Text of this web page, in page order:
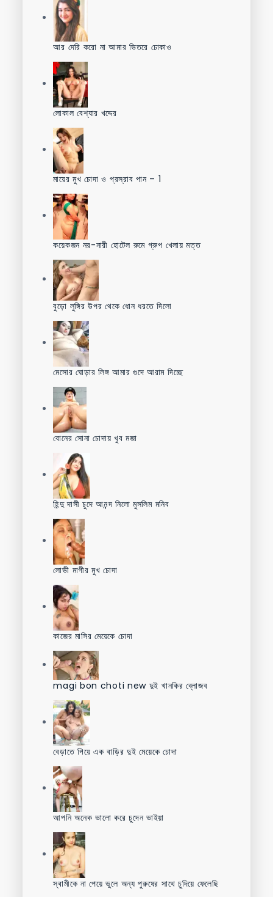
আর দেরি করো না আমার ভিতরে ঢোকাও
লোকাল বেশ্যার খদ্দের
মায়ের মুখ চোদা ও প্রস্রাব পান – 1
কয়েকজন নর-নারী হোটেল রুমে গ্রুপ খেলায় মত্ত
বুড়ো লুঙ্গির উপর থেকে ধোন ধরতে দিলো
মেসোর ঘোড়ার লিঙ্গ আমার গুদে আরাম দিচ্ছে
বোনের সোনা চোদায় খুব মজা
হিন্দু দাসী চুদে আনন্দ নিলো মুসলিম মনিব
লোভী মাগীর মুখ চোদা
কাজের মাসির মেয়েকে চোদা
magi bon choti new দুই খানকির ব্লোজব
বেড়াতে গিয়ে এক বাড়ির দুই মেয়েকে চোদা
আপনি অনেক ভালো করে চুদেন ভাইয়া
স্বামীকে না পেয়ে ভুলে অন্য পুরুষের সাথে চুদিয়ে ফেলেছি